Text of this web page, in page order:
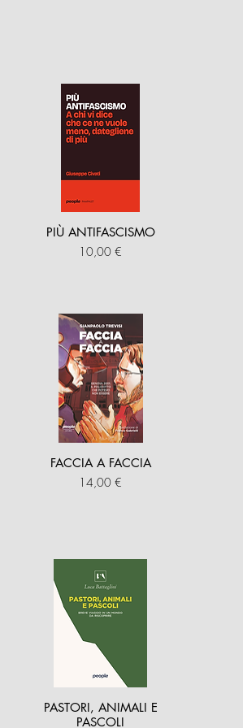
PIÙ ANTIFASCISMO
Prezzo
10,00 €
FACCIA A FACCIA
Prezzo
14,00 €
PASTORI, ANIMALI E
PASCOLI